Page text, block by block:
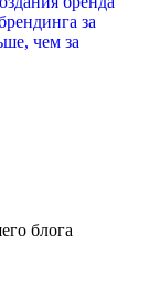
за
чем за
блога